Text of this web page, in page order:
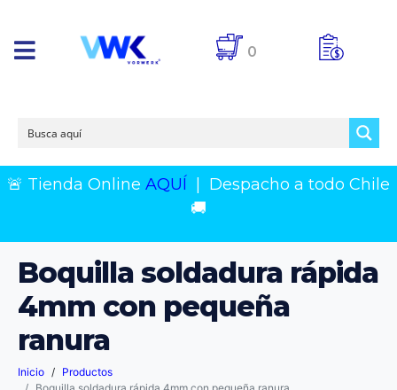
0
🚨 Tienda Online AQUÍ
Despacho a todo Chile
🚚
Boquilla soldadura rápida
4mm con pequeña
ranura
Inicio
Productos